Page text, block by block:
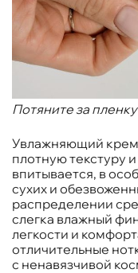
Потяните за
Увлажняющий крем
плотную текстуру
впитывается, в
сухих и
распределении
слегка влажный
легкости и
отличительные
с ненавязчивой